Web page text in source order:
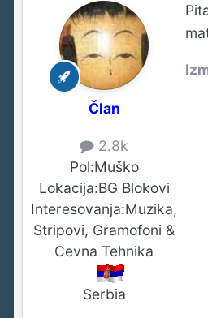
Član
2.8k
Pol:Muško
Lokacija:BG Blokovi
Interesovanja:Muzika,
Stripovi, Gramofoni &
Cevna Tehnika
Serbia